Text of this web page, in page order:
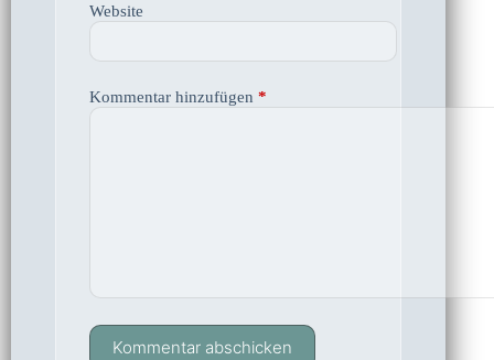
Website
Kommentar hinzufügen *
Kommentar abschicken